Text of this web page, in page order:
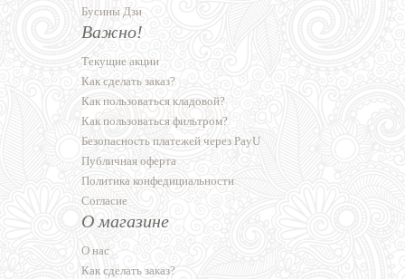
Бусины Дзи
Важно!
Текущие акции
Как сделать заказ?
Как пользоваться кладовой?
Как пользоваться фильтром?
Безопасность платежей через PayU
Публичная оферта
Политика конфедициальности
Согласие
О магазине
О нас
Как сделать заказ?